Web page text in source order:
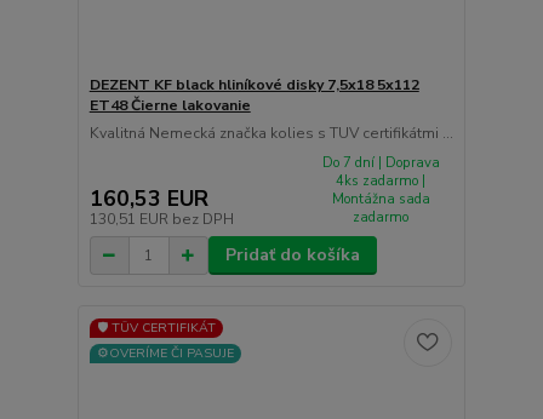
DEZENT KF black hliníkové disky 7,5x18 5x112
ET48 Čierne lakovanie
Kvalitná Nemecká značka kolies s TUV certifikátmi ...
160,53 EUR
130,51 EUR bez DPH
Do 7 dní | Doprava
4ks zadarmo |
Montážna sada
zadarmo
Pridať do košíka
🛡️ TÜV CERTIFIKÁT
⚙️OVERÍME ČI PASUJE